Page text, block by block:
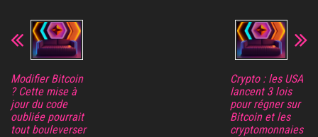
Modifier Bitcoin
? Cette mise à
jour du code
oubliée pourrait
tout bouleverser
Crypto : les USA
lancent 3 lois
pour régner sur
Bitcoin et les
cryptomonnaies